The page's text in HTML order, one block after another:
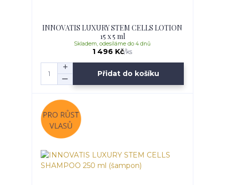
INNOVATIS LUXURY STEM CELLS LOTION
15 x 5 ml
1 496 Kč/ks
Skladem, odesíláme do 4 dnů
Přidat do košíku